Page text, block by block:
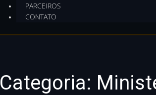
PARCEIROS
CONTATO
Categoria: